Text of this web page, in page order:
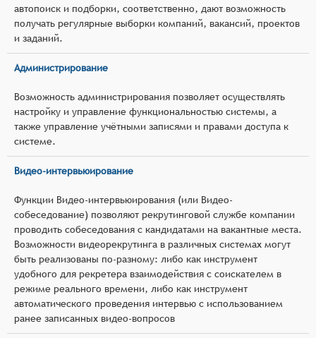
автопоиск и подборки, соответственно, дают возможность
получать регулярные выборки компаний, вакансий, проектов
и заданий.
Администрирование
Возможность администрирования позволяет осуществлять
настройку и управление функциональностью системы, а
также управление учётными записями и правами доступа к
системе.
Видео-интервьюирование
Функции Видео-интервьюирования (или Видео-
собеседование) позволяют рекрутинговой службе компании
проводить собеседования с кандидатами на вакантные места.
Возможности видеорекрутинга в различных системах могут
быть реализованы по-разному: либо как инструмент
удобного для рекретера взаимодействия с соискателем в
режиме реального времени, либо как инструмент
автоматического проведения интервью с использованием
ранее записанных видео-вопросов